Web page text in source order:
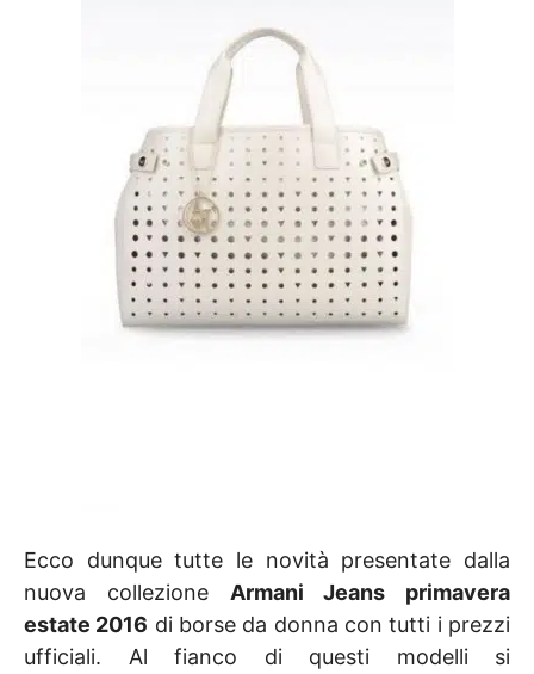
Ecco dunque tutte le novità presentate dalla
nuova collezione Armani Jeans primavera
estate 2016 di borse da donna con tutti i prezzi
ufficiali. Al fianco di questi modelli si